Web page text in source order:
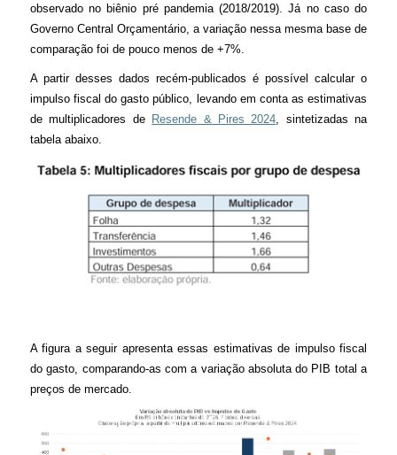
observado no biênio pré pandemia (2018/2019). Já no caso do
Governo Central Orçamentário, a variação nessa mesma base de
comparação foi de pouco menos de +7%.
A partir desses dados recém-publicados é possível calcular o
impulso fiscal do gasto público, levando em conta as estimativas
de multiplicadores de Resende & Pires 2024, sintetizadas na
tabela abaixo.
A figura a seguir apresenta essas estimativas de impulso fiscal
do gasto, comparando-as com a variação absoluta do PIB total a
preços de mercado.